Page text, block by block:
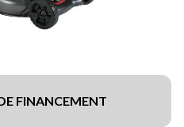
FINANCEMENT